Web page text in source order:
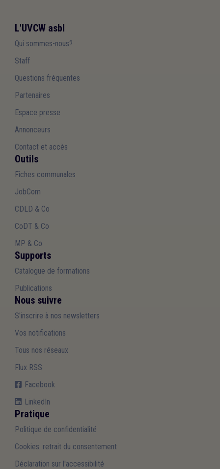
L'UVCW asbl
Qui sommes-nous?
Staff
Questions fréquentes
Partenaires
Espace presse
Annonceurs
Contact et accès
Outils
Fiches communales
JobCom
CDLD & Co
CoDT & Co
MP & Co
Supports
Catalogue de formations
Publications
Nous suivre
S'inscrire à nos newsletters
Vos notifications
Tous nos réseaux
Flux RSS
Facebook
LinkedIn
Pratique
Politique de confidentialité
Cookies: retrait du consentement
Déclaration sur l'accessibilité